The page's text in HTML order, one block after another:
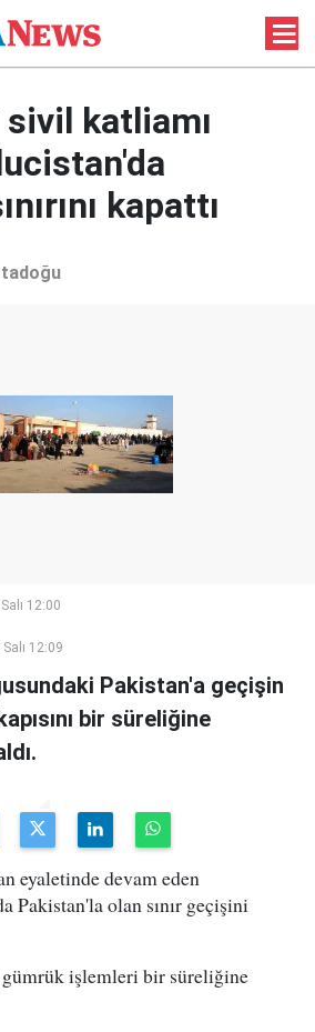
katliamı
kapattı
12:00
12:09
Pakistan'a geçişin
bir süreliğine
eyaletinde devam eden
Pakistan'la olan sınır geçişini
gümrük işlemleri bir süreliğine